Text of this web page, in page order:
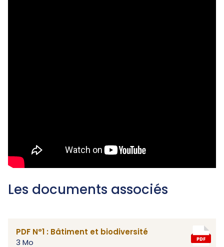
Les documents associés
PDF N°1 : Bâtiment et biodiversité
3 Mo